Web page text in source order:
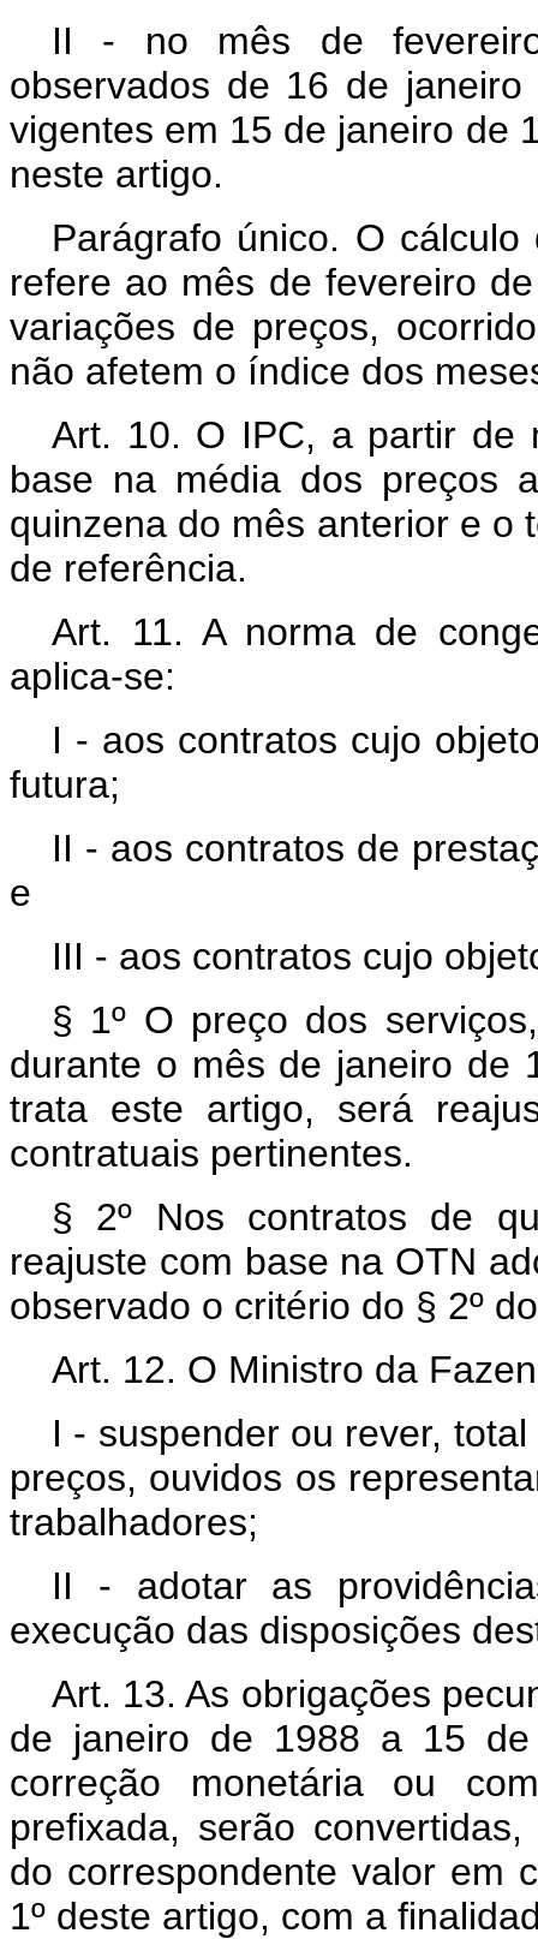
II - no mês de
observados de 16 de
vigentes em 15 de janeiro de
neste artigo.
Parágrafo único. O
refere ao mês de fevereiro
variações de preços,
não afetem o índice dos
Art. 10. O IPC, a partir de
base na média dos preços
quinzena do mês anterior e o
de referência.
Art. 11. A norma de
aplica-se:
I - aos contratos cujo
futura;
II - aos contratos de
e
III - aos contratos cujo
§ 1º O preço dos
durante o mês de janeiro de
trata este artigo, será
contratuais pertinentes.
§ 2º Nos contratos de
reajuste com base na OTN
observado o critério do § 2º
Art. 12. O Ministro da
I - suspender ou rever,
preços, ouvidos os
trabalhadores;
II - adotar as
execução das disposições
Art. 13. As obrigações
de janeiro de 1988 a 15
correção monetária ou
prefixada, serão
do correspondente valor em
1º deste artigo, com a